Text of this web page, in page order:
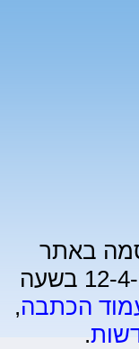
באתר
one בתאריך 12-4-26 בשעה
הכתבה,
.